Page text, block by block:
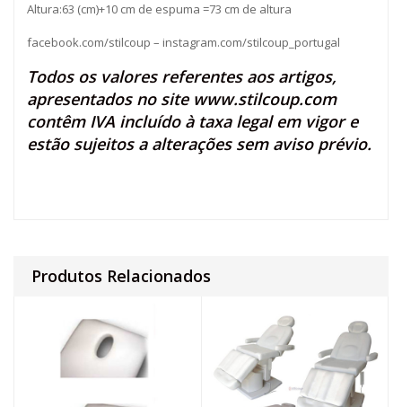
Altura:63 (cm)+10 cm de espuma =73 cm de altura
facebook.com/stilcoup – instagram.com/stilcoup_portugal
Todos os valores referentes aos artigos,
apresentados no site www.stilcoup.com
contêm IVA incluído à taxa legal em vigor e
estão sujeitos a alterações sem aviso prévio.
Produtos Relacionados